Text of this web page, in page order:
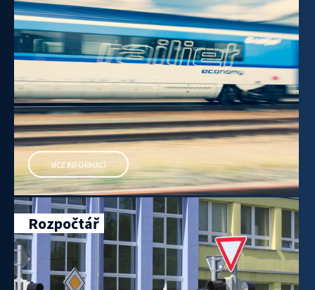
VÍCE INFORMACÍ
Rozpočtář